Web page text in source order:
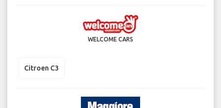
WELCOME CARS
Citroen C3